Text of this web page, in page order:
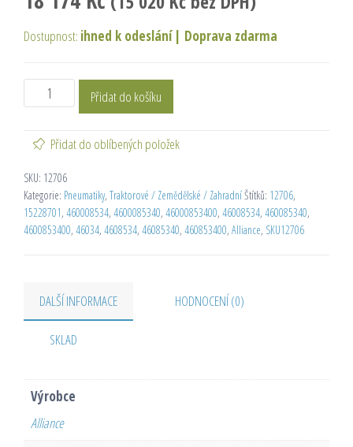
Dostupnost: ihned k odeslání | Doprava zdarma
Přidat do košíku
Přidat do oblíbených položek
SKU: 12706
Kategorie: Pneumatiky, Traktorové / Zemědělské / ZahradníŠtítků: 12706,
15228701, 460008534, 4600085340, 46000853400, 46008534, 460085340,
4600853400, 46034, 4608534, 46085340, 460853400, Alliance, SKU12706
DALŠÍ INFORMACE HODNOCENÍ (0)
SKLAD
Výrobce
Alliance